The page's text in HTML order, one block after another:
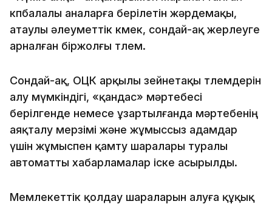
көпбалалы аналарға берілетін жәрдемақы,
атаулы әлеуметтік көмек, сондай-ақ жерлеуге
арналған біржолғы төлем.
Сондай-ақ, ОЦК арқылы зейнетақы төлемдерін
алу мүмкіндігі, «қандас» мәртебесі
берілгенде немесе ұзартылғанда мәртебенің
аяқталу мерзімі және жұмыссыз адамдар
үшін жұмыспен қамту шаралары туралы
автоматты хабарламалар іске асырылды.
Мемлекеттік қолдау шараларын алуға құқық